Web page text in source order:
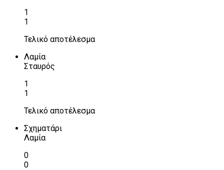
1
1
Τελικό αποτέλεσμα
Λαμία
Σταυρός
1
1
Τελικό αποτέλεσμα
Σχηματάρι
Λαμία
0
0